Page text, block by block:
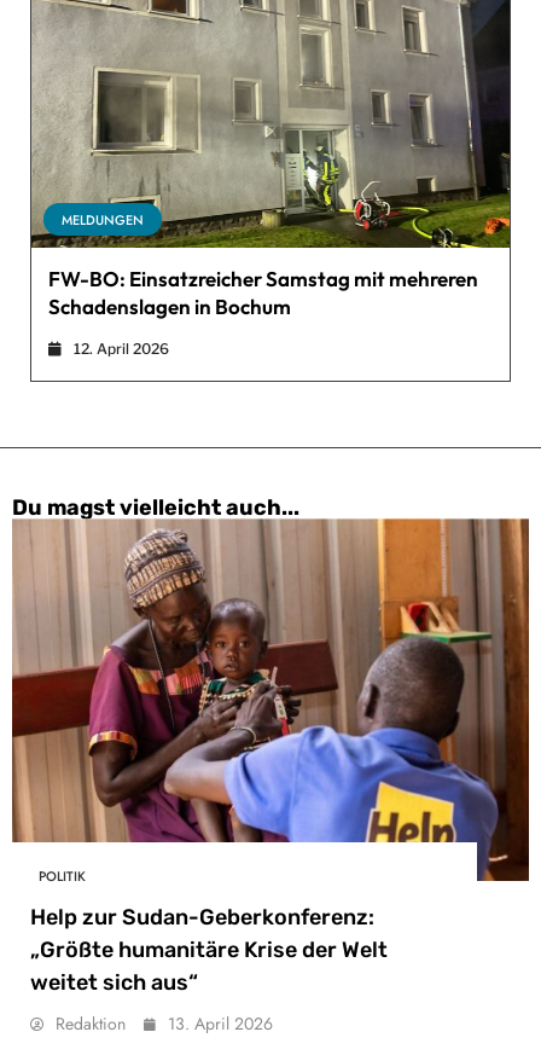
MELDUNGEN
FW-BO: Einsatzreicher Samstag mit mehreren
Schadenslagen in Bochum
12. April 2026
Du magst vielleicht auch...
POLITIK
Help zur Sudan-Geberkonferenz:
„Größte humanitäre Krise der Welt
weitet sich aus“
Redaktion 13. April 2026